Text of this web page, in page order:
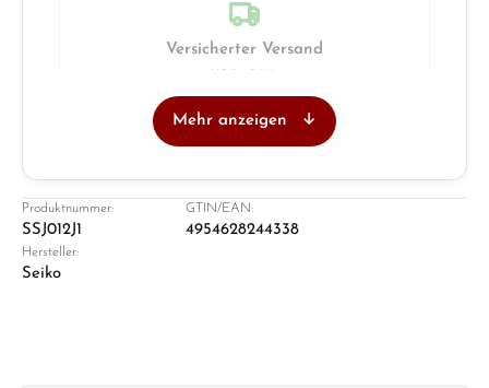
Versicherter Versand
Ladengeschäft in Solingen
Mehr anzeigen
Produktnummer:
SSJ012J1
GTIN/EAN:
4954628244338
Hersteller:
Seiko